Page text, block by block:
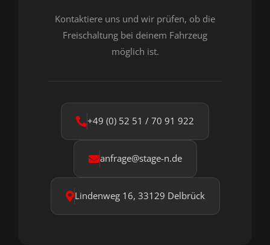
Kontaktiere uns und wir prüfen, ob die
Freischaltung bei deinem Fahrzeug
möglich ist.
+49 (0) 52 51 / 70 91 922
anfrage@stage-n.de
Lindenweg 16, 33129 Delbrück